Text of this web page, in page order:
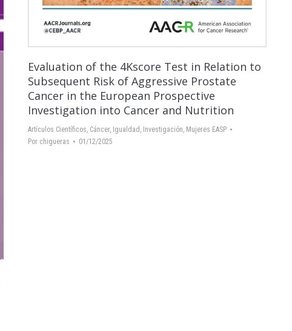
Evaluation of the 4Kscore Test in Relation to
Subsequent Risk of Aggressive Prostate
Cancer in the European Prospective
Investigation into Cancer and Nutrition
Artículos Científicos Cáncer, Igualdad Investigación Mujeres EASP
Por chigueras 01/12/2025